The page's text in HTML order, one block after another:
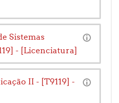
Sistemas
- [Licenciatura]
II - [T9119] -